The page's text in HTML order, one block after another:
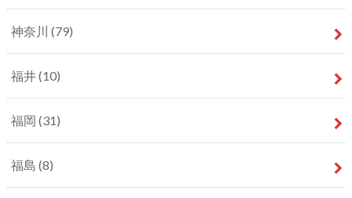
神奈川 (79)
福井(10)
福岡 (31)
福島 (8)